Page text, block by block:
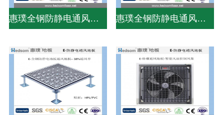
惠璞全钢防静电通风地板-27%通风率 惠璞全钢防静电通风地板-31%通风率